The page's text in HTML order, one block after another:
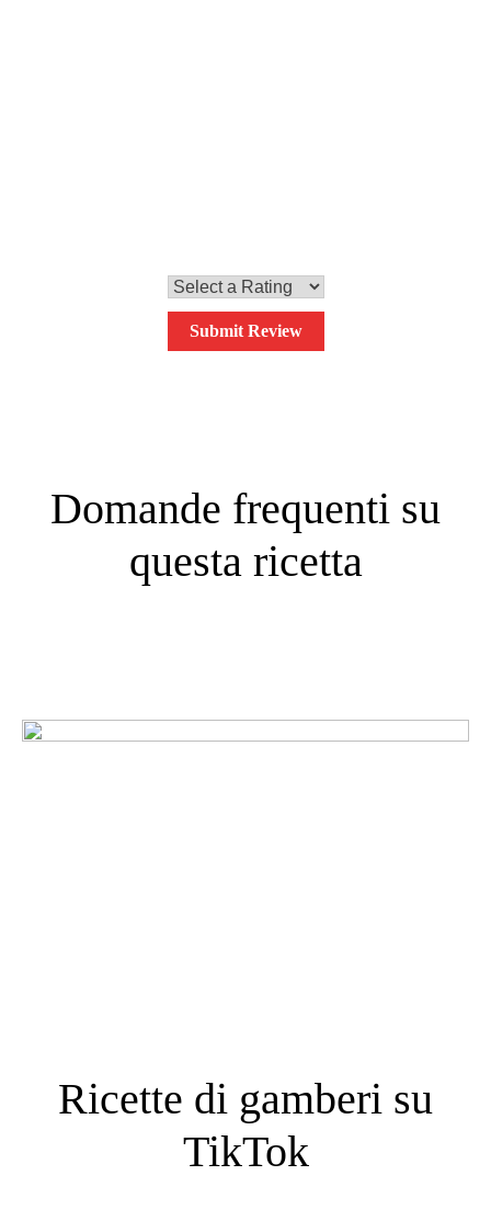
Submit Review
Domande frequenti su
questa ricetta
Ricette di gamberi su
TikTok